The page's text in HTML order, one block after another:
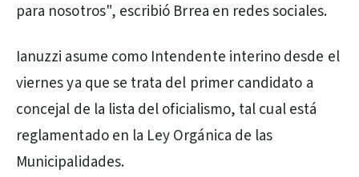
para nosotros", escribió Brrea en redes sociales.
Ianuzzi asume como Intendente interino desde el
viernes ya que se trata del primer candidato a
concejal de la lista del oficialismo, tal cual está
reglamentado en la Ley Orgánica de las
Municipalidades.